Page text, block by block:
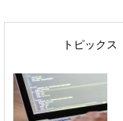
トピックス